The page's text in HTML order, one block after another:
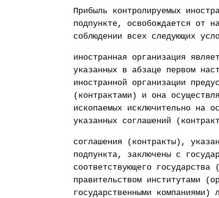
Прибыль контролируемых
подпункте, освобождается от
соблюдении всех следующих
иностранная организация
указанных в абзаце первом
иностранной организации
(контрактами) и она
ископаемых исключительно на
указанных соглашений
соглашения (контракты),
подпункта, заключены с
соответствующего
правительством институтами
государственными